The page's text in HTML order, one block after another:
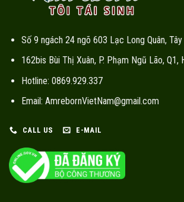
Số 9 ngách 24 ngõ 603 Lạc Long Quân,
162bis Bùi Thị Xuân, P. Phạm Ngũ Lão, Q1,
Hotline: 0869.929.337
Email: AmrebornVietNam@gmail.com
CALL US E-MAIL